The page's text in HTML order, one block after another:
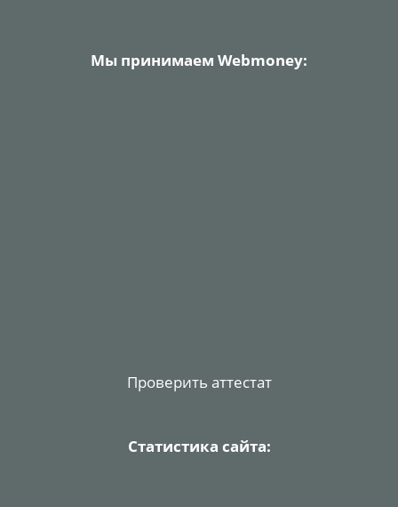
Мы принимаем Webmoney:
Проверить аттестат
Статистика сайта: